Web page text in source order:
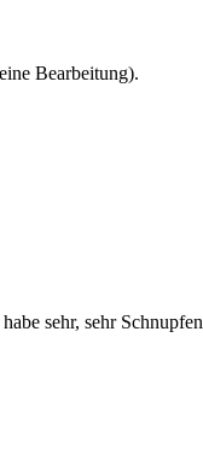
Bearbeitung).
sehr, sehr Schnupfen